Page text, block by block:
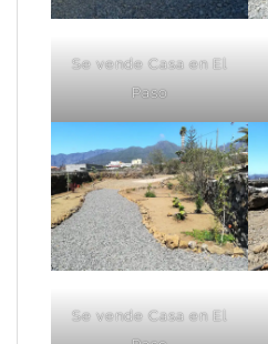
Se vende Casa en El
Paso
Se vende Casa en El